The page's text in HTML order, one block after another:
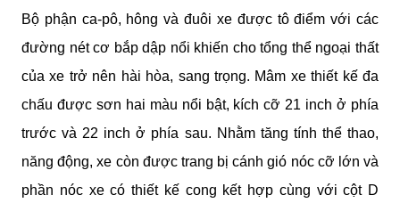
Bộ phận ca-pô, hông và đuôi xe được tô điểm với các
đường nét cơ bắp dập nổi khiến cho tổng thể ngoại thất
của xe trở nên hài hòa, sang trọng. Mâm xe thiết kế đa
chấu được sơn hai màu nổi bật, kích cỡ 21 inch ở phía
trước và 22 inch ở phía sau. Nhằm tăng tính thể thao,
năng động, xe còn được trang bị cánh gió nóc cỡ lớn và
phần nóc xe có thiết kế cong kết hợp cùng với cột D